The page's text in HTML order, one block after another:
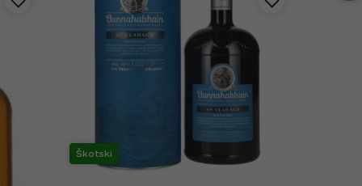
Škotski